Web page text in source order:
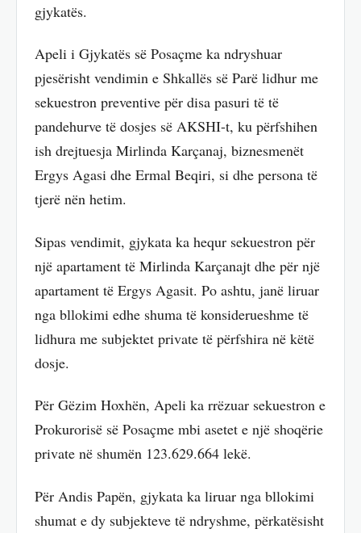
gjykatës.
Apeli i Gjykatës së Posaçme ka ndryshuar
pjesërisht vendimin e Shkallës së Parë lidhur me
sekuestron preventive për disa pasuri të të
pandehurve të dosjes së AKSHI-t, ku përfshihen
ish drejtuesja Mirlinda Karçanaj, biznesmenët
Ergys Agasi dhe Ermal Beqiri, si dhe persona të
tjerë nën hetim.
Sipas vendimit, gjykata ka hequr sekuestron për
një apartament të Mirlinda Karçanajt dhe për një
apartament të Ergys Agasit. Po ashtu, janë liruar
nga bllokimi edhe shuma të konsiderueshme të
lidhura me subjektet private të përfshira në këtë
dosje.
Për Gëzim Hoxhën, Apeli ka rrëzuar sekuestron e
Prokurorisë së Posaçme mbi asetet e një shoqërie
private në shumën 123.629.664 lekë.
Për Andis Papën, gjykata ka liruar nga bllokimi
shumat e dy subjekteve të ndryshme, përkatësisht